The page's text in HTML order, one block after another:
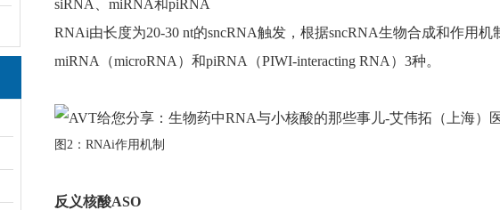
siRNA、miRNA和piRNA
RNAi由长度为20-30 nt的sncRNA触发，根据sncRNA生物合成和作用机
miRNA（microRNA）和piRNA（PIWI-interacting RNA）3种。
图2：RNAi作用机制
反义核酸ASO